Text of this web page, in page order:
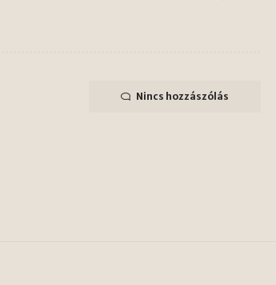
Nincs hozzászólás